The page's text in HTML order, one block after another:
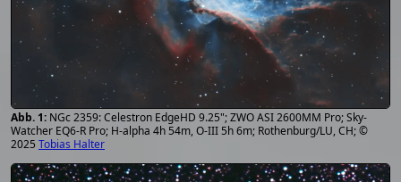
NGc 2359: Celestron EdgeHD 9.25"; ZWO ASI 2600MM Pro; Sky-
Watcher EQ6-R Pro; H-alpha 4h 54m, O-III 5h 6m; Rothenburg/LU, CH; ©
2025 Tobias Halter